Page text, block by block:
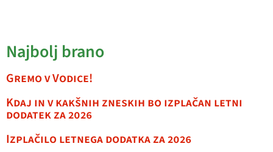
Najbolj brano
Gremo v Vodice!
Kdaj in v kakšnih zneskih bo izplačan letni
dodatek za 2026
Izplačilo letnega dodatka za 2026